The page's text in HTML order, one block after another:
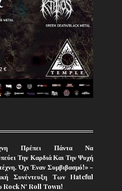
Πρέπει Πάντα Να
Την Καρδιά Και Την Ψυχή
Όχι Έναν Συμβιβασμό!» -
Συνέντευξη Των Hateful
Rock N' Roll Town!